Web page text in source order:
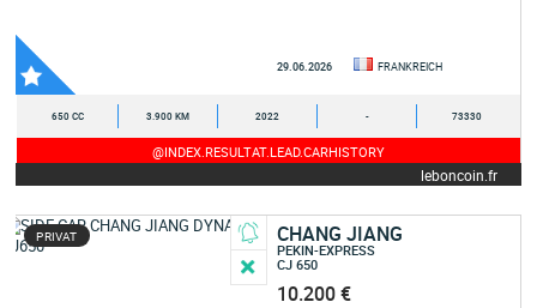
29.06.2026 FRANKREICH
650 CC 3.900 KM 2022 - 73330
@INDEX.RESULTAT.LEAD.CARHISTORY
leboncoin.fr
PRIVAT CHANG JIANG
PEKIN-EXPRESS
CJ 650
10.200 €